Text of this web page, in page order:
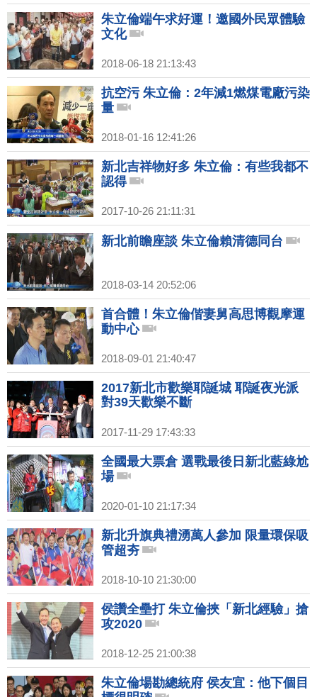
朱立倫端午求好運！邀國外民眾體驗
文化
2018-06-18 21:13:43
抗空污 朱立倫：2年減1燃煤電廠污染
量
2018-01-16 12:41:26
新北吉祥物好多 朱立倫：有些我都不
認得
2017-10-26 21:11:31
新北前瞻座談 朱立倫賴清德同台
2018-03-14 20:52:06
首合體！朱立倫偕妻舅高思博觀摩運
動中心
2018-09-01 21:40:47
2017新北市歡樂耶誕城 耶誕夜光派
對39天歡樂不斷
2017-11-29 17:43:33
全國最大票倉 選戰最後日新北藍綠尬
場
2020-01-10 21:17:34
新北升旗典禮湧萬人參加 限量環保吸
管超夯
2018-10-10 21:30:00
侯讚全壘打 朱立倫挾「新北經驗」搶
攻2020
2018-12-25 21:00:38
朱立倫場勘總統府 侯友宜：他下個目